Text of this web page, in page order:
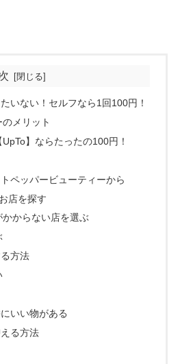
いない！セルフなら1回100円！
メリット
】ならたったの100円！
ペッパービューティーから
店を探す
からない店を選ぶ
方法
いい物がある
る方法